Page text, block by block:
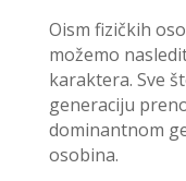
Oism fizičkih
možemo
karaktera. Sve
generaciju
dominantnom
osobina.